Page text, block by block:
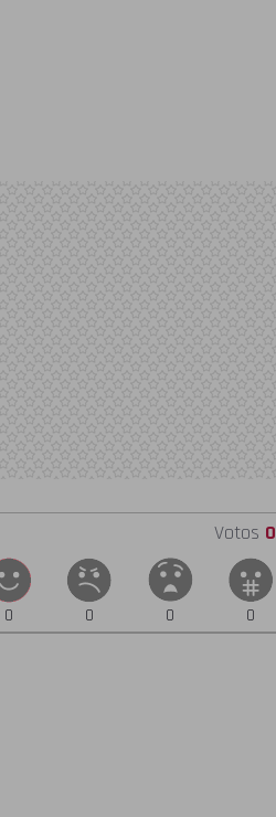
Votos 0
0 0 0 0